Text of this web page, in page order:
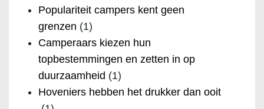
Populariteit campers kent geen
grenzen (1)
Camperaars kiezen hun
topbestemmingen en zetten in op
duurzaamheid (1)
Hoveniers hebben het drukker dan ooit